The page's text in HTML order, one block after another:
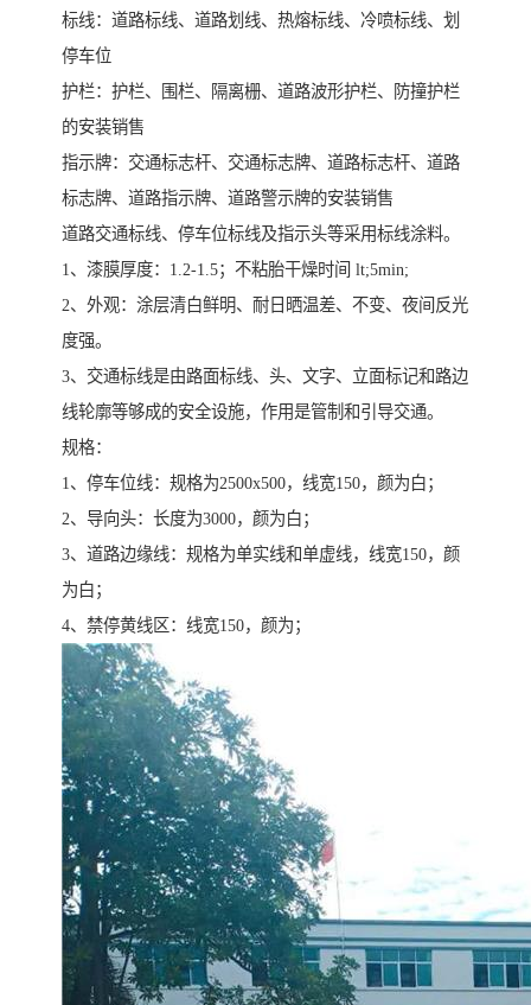
标线：道路标线、道路划线、热熔标线、冷喷标线、划
停车位
护栏：护栏、围栏、隔离栅、道路波形护栏、防撞护栏
的安装销售
指示牌：交通标志杆、交通标志牌、道路标志杆、道路
标志牌、道路指示牌、道路警示牌的安装销售
道路交通标线、停车位标线及指示头等采用标线涂料。
1、漆膜厚度：1.2-1.5；不粘胎干燥时间 lt;5min;
2、外观：涂层清白鲜明、耐日晒温差、不变、夜间反光
度强。
3、交通标线是由路面标线、头、文字、立面标记和路边
线轮廓等够成的安全设施，作用是管制和引导交通。
规格：
1、停车位线：规格为2500x500，线宽150，颜为白；
2、导向头：长度为3000，颜为白；
3、道路边缘线：规格为单实线和单虚线，线宽150，颜
为白；
4、禁停黄线区：线宽150，颜为；